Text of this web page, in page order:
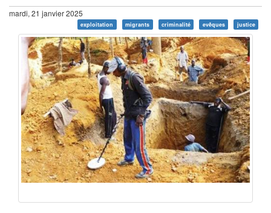
mardi, 21 janvier 2025
exploitation migrants criminalité evêques justice